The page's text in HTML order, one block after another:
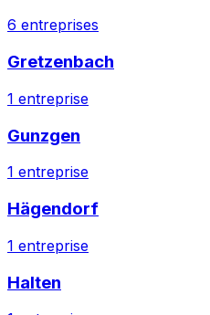
6 entreprises
Gretzenbach
1 entreprise
Gunzgen
1 entreprise
Hägendorf
1 entreprise
Halten